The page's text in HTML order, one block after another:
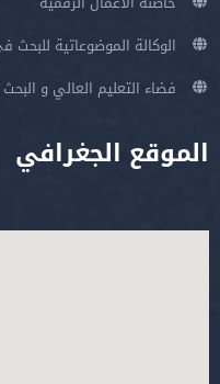
الوكالة الموضوعاتية للبحث
فضاء التعليم العالي و
الموقع الجغرافي